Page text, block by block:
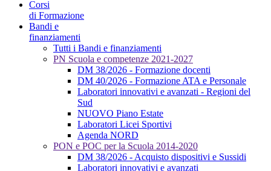
Corsi
di Formazione
Bandi e
finanziamenti
Tutti i Bandi e finanziamenti
PN Scuola e competenze 2021-2027
DM 38/2026 - Formazione docenti
DM 40/2026 - Formazione ATA e Personale
Laboratori innovativi e avanzati - Regioni del
Sud
NUOVO Piano Estate
Laboratori Licei Sportivi
Agenda NORD
PON e POC per la Scuola 2014-2020
DM 38/2026 - Acquisto dispositivi e Sussidi
Laboratori innovativi e avanzati